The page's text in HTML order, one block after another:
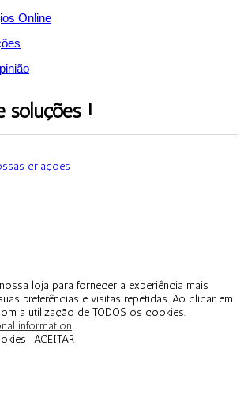
Online
soluções !
criações
loja para fornecer a experiência mais
preferências e visitas repetidas. Ao clicar em
a utilização de TODOS os cookies.
information.
ACEITAR